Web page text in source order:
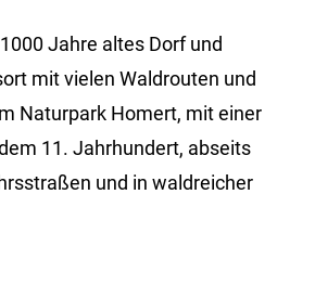
Jahre altes Dorf und
mit vielen Waldrouten und
Naturpark Homert, mit einer
11. Jahrhundert, abseits
und in waldreicher